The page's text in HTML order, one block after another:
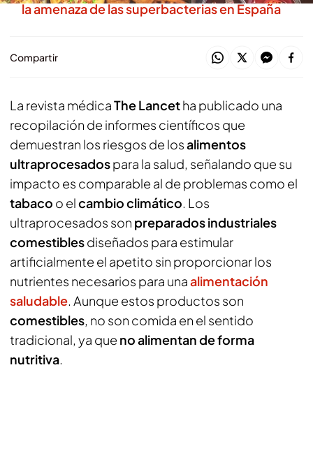
la amenaza de las superbacterias en España
Compartir
La revista médicaThe Lancetha publicado una
recopilación de informes científicos que
demuestran los riesgos de losalimentos
ultraprocesadospara la salud, señalando que su
impacto es comparable al de problemas como el
tabaco o elcambio climático. Los
ultraprocesados son preparados industriales
comestiblesdiseñados para estimular
artificialmente el apetito sin proporcionar los
nutrientes necesarios para unaalimentación
saludable. Aunque estos productos son
comestibles, no son comida en el sentido
tradicional, ya que no alimentan de forma
nutritiva.